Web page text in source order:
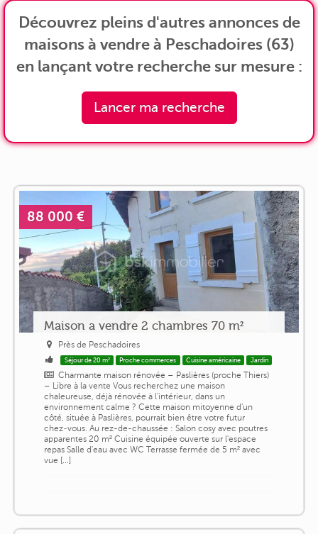
Découvrez pleins d'autres annonces de
maisons à vendre à Peschadoires (63)
en lançant votre recherche sur mesure :
Lancer ma recherche
88 000 €
Maison a vendre 2 chambres 70 m²
Près de Peschadoires
Séjour de 20 m² Proche commerces Cuisine américaine Jardin
Charmante maison rénovée – Paslières (proche Thiers)
– Libre à la vente Vous recherchez une maison
chaleureuse, déjà rénovée à l'intérieur, dans un
environnement calme ? Cette maison mitoyenne d'un
côté, située à Paslières, pourrait bien être votre futur
chez‑vous. Au rez-de-chaussée : Salon cosy avec poutres
apparentes 20 m² Cuisine équipée ouverte sur l'espace
repas Salle d'eau avec WC Terrasse fermée de 5 m² avec
vue [...]